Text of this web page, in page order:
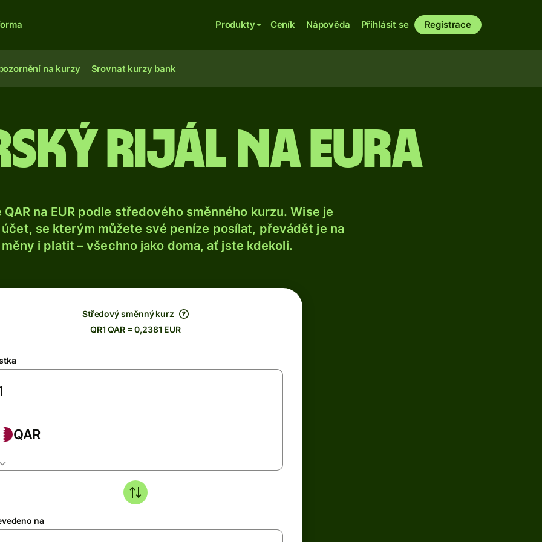
Produkty Ceník Nápověda Přihlásit se Registrace
na kurzy Srovnat kurzy bank
rijál na eura
na EUR podle středového směnného kurzu. Wise je
se kterým můžete své peníze posílat, převádět je na
i platit – všechno jako doma, ať jste kdekoli.
Středový směnný kurz
QR1 QAR = 0,2381 EUR
QAR
na